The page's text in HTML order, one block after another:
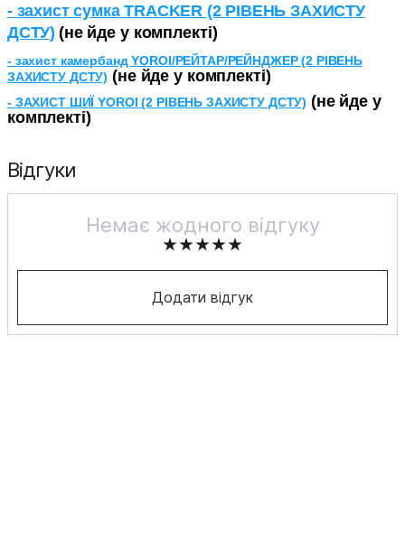
- захист сумка TRACKER (2 РІВЕНЬ ЗАХИСТУ
ДСТУ) (не йде у комплекті)
- захист камербанд YOROI/РЕЙТАР/РЕЙНДЖЕР (2 РІВЕНЬ
ЗАХИСТУ ДСТУ) (не йде у комплекті)
- ЗАХИСТ ШИЇ YOROI (2 РІВЕНЬ ЗАХИСТУ ДСТУ) (не йде у
комплекті)
Відгуки
Немає жодного відгуку
Додати відгук